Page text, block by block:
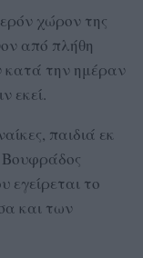
χώρον της
από πλήθη
κατά την ημέραν
εκεί.
παιδιά εκ
Βουφράδος
εγείρεται το
και των